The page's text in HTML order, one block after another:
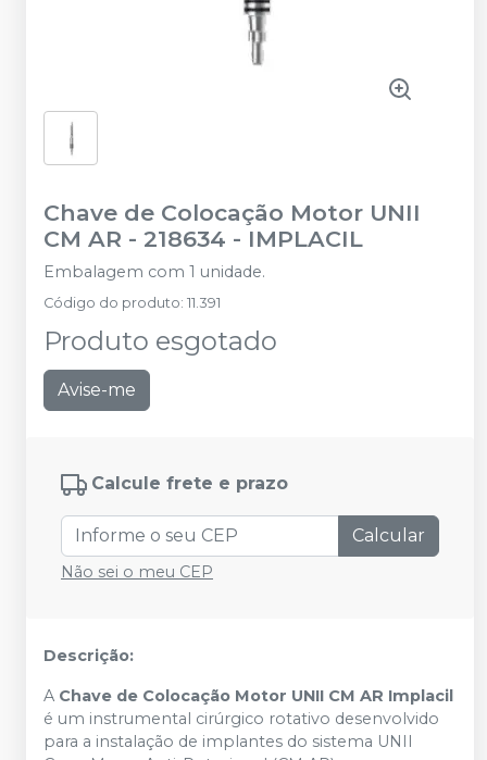
Chave de Colocação Motor UNII
CM AR - 218634 - IMPLACIL
Embalagem com 1 unidade.
Código do produto: 11.391
Produto esgotado
Avise-me
Calcule frete e prazo
Calcular
Não sei o meu CEP
Descrição:
A Chave de Colocação Motor UNII CM AR Implacil
é um instrumental cirúrgico rotativo desenvolvido
para a instalação de implantes do sistema UNII